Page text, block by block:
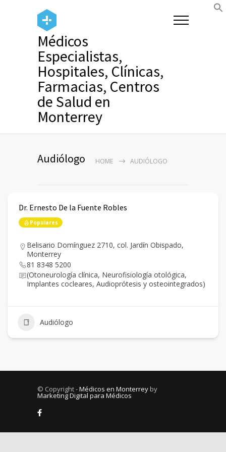
Médicos
Especialistas,
Hospitales, Clínicas,
Farmacias, Centros
de Salud en
Monterrey
Audiólogo HOME AUDIÓLOGO
Dr. Ernesto De la Fuente Robles
Populares
Belisario Domínguez 2710, col. Jardín Obispado,
Monterrey
81 8348 5200
(Otoneurología clínica, Neurofisiología otológica,
Implantes cocleares, Audioprótesis y osteointegrados)
Audiólogo
© Copyright -Médicos en Monterreyby
Marketing Digital para Médicos